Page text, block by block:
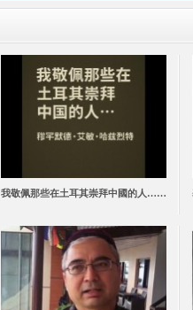
我敬佩那些在土耳其崇拜中國的人……